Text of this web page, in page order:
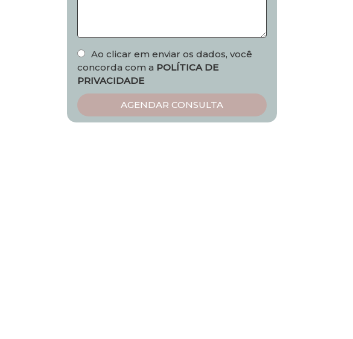
Ao clicar em enviar os dados, você
concorda com a POLÍTICA DE
PRIVACIDADE